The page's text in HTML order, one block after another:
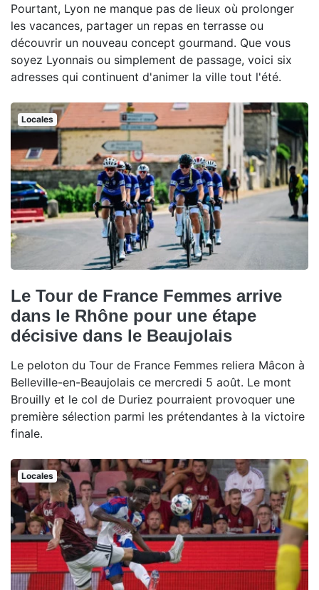
Pourtant, Lyon ne manque pas de lieux où prolonger
les vacances, partager un repas en terrasse ou
découvrir un nouveau concept gourmand. Que vous
soyez Lyonnais ou simplement de passage, voici six
adresses qui continuent d'animer la ville tout l'été.
Locales
Le Tour de France Femmes arrive
dans le Rhône pour une étape
décisive dans le Beaujolais
Le peloton du Tour de France Femmes reliera Mâcon à
Belleville-en-Beaujolais ce mercredi 5 août. Le mont
Brouilly et le col de Duriez pourraient provoquer une
première sélection parmi les prétendantes à la victoire
finale.
Locales